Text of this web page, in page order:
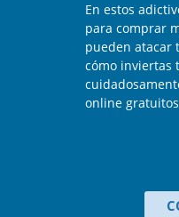
En estos
para comprar
pueden atacar
cómo inviertas
online